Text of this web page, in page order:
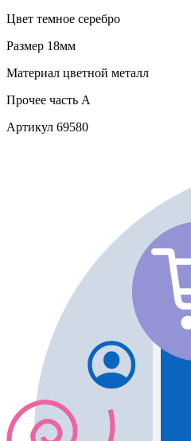
Цвет темное серебро
Размер 18мм
Материал цветной металл
Прочее часть A
Артикул 69580